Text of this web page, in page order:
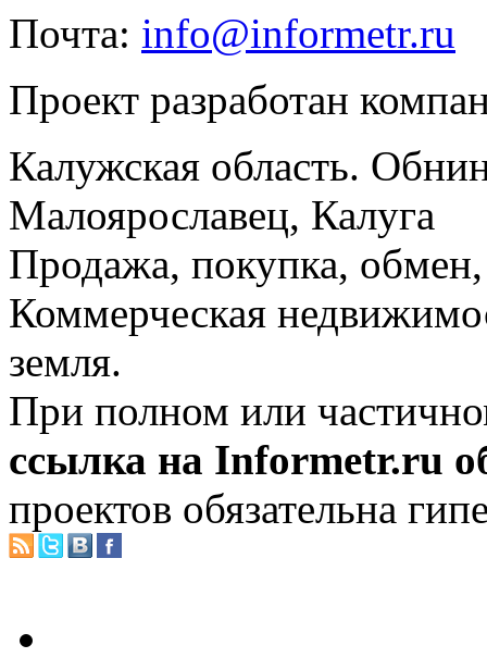
Почта: info@informetr.ru
Проект разработан
Калужская область.
Малоярославец, Калуга
Продажа, покупка, обмен,
Коммерческая
земля.
При полном или
ссылка на Informetr.ru
проектов обязательна